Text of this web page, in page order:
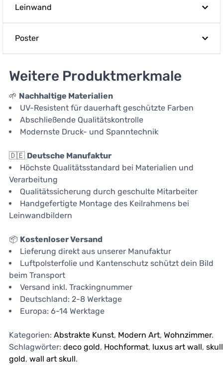
Leinwand
Poster
Weitere Produktmerkmale
🌱 Nachhaltige Materialien
UV-Resistent für dauerhaft geschützte Farben
Abschließende Qualitätskontrolle
Modernste Druck- und Spanntechnik
🇩🇪 Deutsche Manufaktur
Höchste Qualitätsstandard bei Materialien und
Verarbeitung
Qualitätssicherung durch geschulte Mitarbeiter
Handgefertigte Montage des Keilrahmens bei
Leinwandbildern
📦 Kostenloser Versand
Lieferung direkt aus unserer Manufaktur
Luftpolsterfolie und Kantenschutz schützt dein Bild
beim Transport
Versand inkl. Trackingnummer
Deutschland: 2-8 Werktage
Europa: 6-14 Werktage
Kategorien:Abstrakte Kunst, Modern Art,Wohnzimmer.
Schlagwörter:deco gold, Hochformat, luxus art wall,skull
gold,wall art skull.